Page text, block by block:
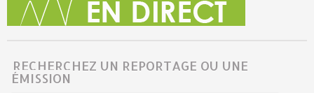
RECHERCHEZ UN REPORTAGE OU UNE
ÉMISSION